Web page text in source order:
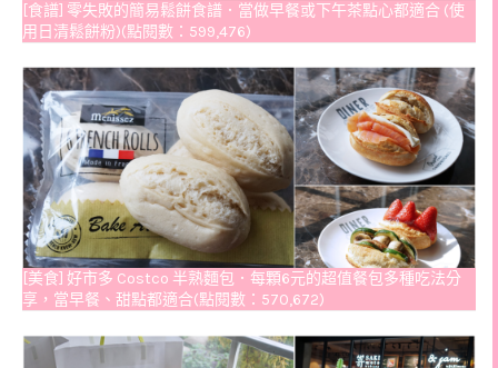
[食譜] 零失敗的簡易鬆餅食譜．當做早餐或下午茶點心都適合 (使
用日清鬆餅粉)(點閱數：599,476)
[美食] 好市多 Costco 半熟麵包．每顆6元的超值餐包多種吃法分
享，當早餐、甜點都適合(點閱數：570,672)